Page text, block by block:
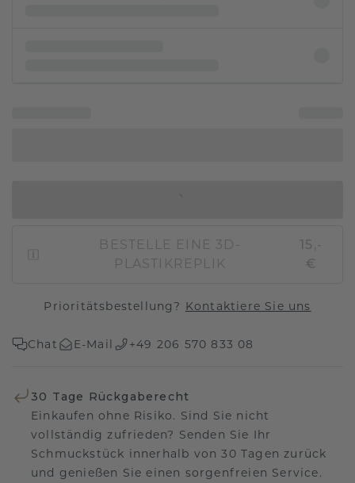
BESTELLE EINE 3D-
PLASTIKREPLIK
15,-
€
Prioritätsbestellung? Kontaktiere Sie uns
Chat E-Mail +49 206 570 833 08
30 Tage Rückgaberecht
Einkaufen ohne Risiko. Sind Sie nicht
vollständig zufrieden? Senden Sie Ihr
Schmuckstück innerhalb von 30 Tagen zurück
und genießen Sie einen sorgenfreien Service.